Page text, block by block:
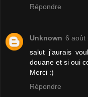
Répondre
Unknown 6 août
salut j'aurais
douane et si oui
Merci :)
Répondre